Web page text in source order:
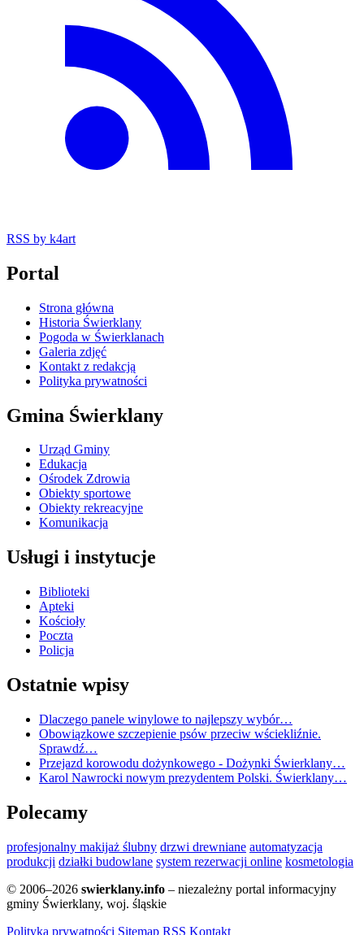
RSS by k4art
Portal
Strona główna
Historia Świerklany
Pogoda w Świerklanach
Galeria zdjęć
Kontakt z redakcją
Polityka prywatności
Gmina Świerklany
Urząd Gminy
Edukacja
Ośrodek Zdrowia
Obiekty sportowe
Obiekty rekreacyjne
Komunikacja
Usługi i instytucje
Biblioteki
Apteki
Kościoły
Poczta
Policja
Ostatnie wpisy
Dlaczego panele winylowe to najlepszy wybór…
Obowiązkowe szczepienie psów przeciw wściekliźnie.
Sprawdź…
Przejazd korowodu dożynkowego - Dożynki Świerklany…
Karol Nawrocki nowym prezydentem Polski. Świerklany…
Polecamy
profesjonalny makijaż ślubny drzwi drewniane automatyzacja
produkcji działki budowlane system rezerwacji online kosmetologia
© 2006–2026 swierklany.info – niezależny portal informacyjny
gminy Świerklany, woj. śląskie
Polityka prywatności Sitemap RSS Kontakt